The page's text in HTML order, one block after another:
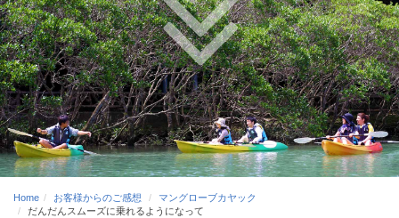
Home お客様からのご感想
マングローブカヤック
だんだんスムーズに乗れるようになって